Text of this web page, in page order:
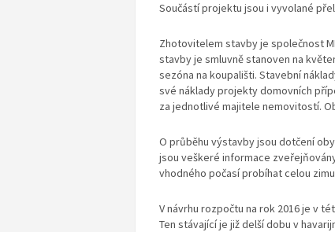
Součástí projektu jsou i vyvolané
Zhotovitelem stavby je společnost
stavby je smluvně stanoven na
sezóna na koupališti. Stavební
své náklady projekty domovních
za jednotlivé majitele nemovitostí.
O průběhu výstavby jsou dotčení
jsou veškeré informace
vhodného počasí probíhat celou
V návrhu rozpočtu na rok 2016 je v
Ten stávající je již delší dobu v